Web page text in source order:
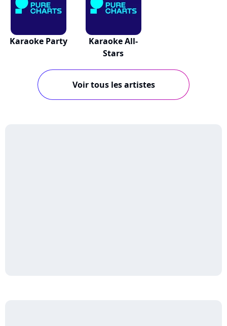
Karaoke Party
Karaoke All-
Stars
Voir tous les artistes